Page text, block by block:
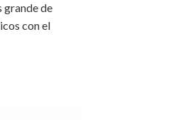
grande de
con el